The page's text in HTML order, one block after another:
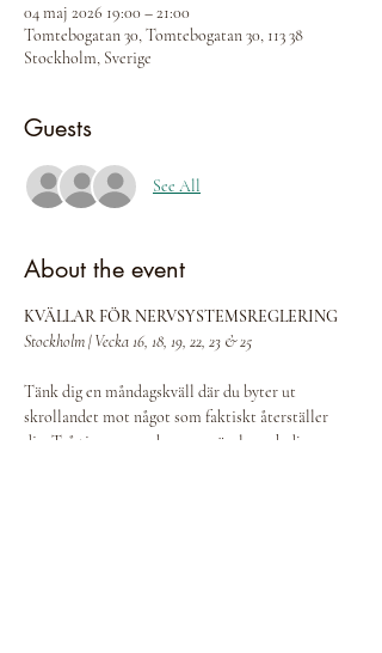
04 maj 2026 19:00 – 21:00
Tomtebogatan 30, Tomtebogatan 30, 113 38
Stockholm, Sverige
Guests
See All
About the event
KVÄLLAR FÖR NERVSYSTEMSREGLERING
Stockholm | Vecka 16, 18, 19, 22, 23 & 25
Tänk dig en måndagskväll där du byter ut
skrollandet mot något som faktiskt återställer
dig. Två timmar av skonsam rörelse och djup